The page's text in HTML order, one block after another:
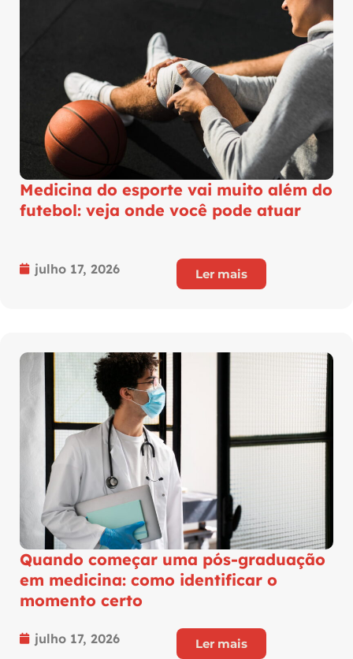
Medicina do esporte vai muito além do
futebol: veja onde você pode atuar
julho 17, 2026 Ler mais
Quando começar uma pós-graduação
em medicina: como identificar o
momento certo
julho 17, 2026 Ler mais